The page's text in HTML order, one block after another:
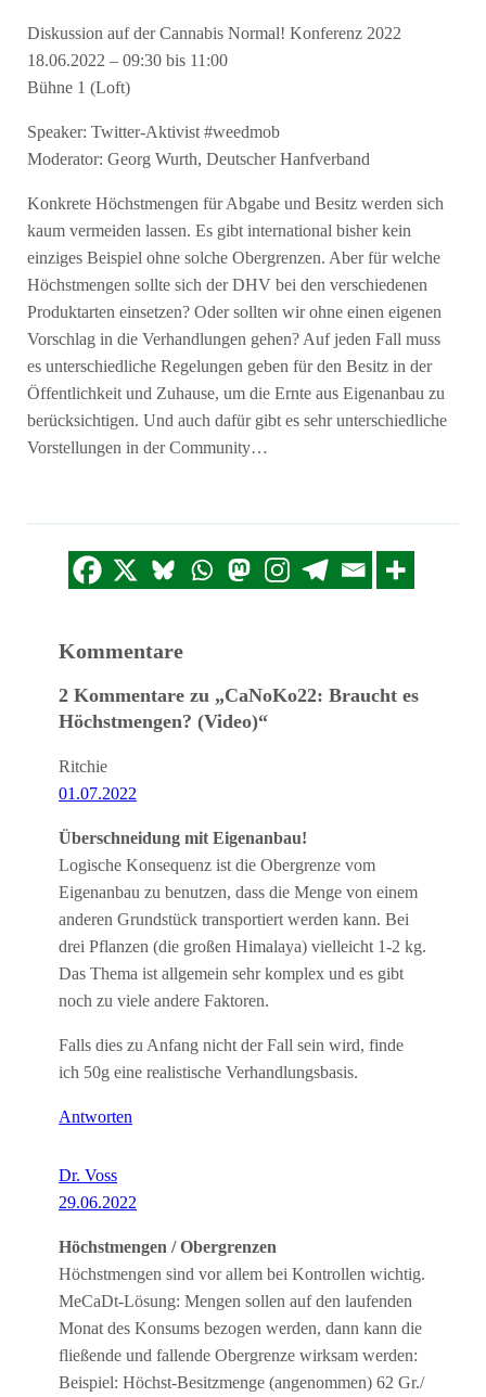
Diskussion auf der Cannabis Normal! Konferenz 2022
18.06.2022 – 09:30 bis 11:00
Bühne 1 (Loft)
Speaker: Twitter-Aktivist #weedmob
Moderator: Georg Wurth, Deutscher Hanfverband
Konkrete Höchstmengen für Abgabe und Besitz werden sich
kaum vermeiden lassen. Es gibt international bisher kein
einziges Beispiel ohne solche Obergrenzen. Aber für welche
Höchstmengen sollte sich der DHV bei den verschiedenen
Produktarten einsetzen? Oder sollten wir ohne einen eigenen
Vorschlag in die Verhandlungen gehen? Auf jeden Fall muss
es unterschiedliche Regelungen geben für den Besitz in der
Öffentlichkeit und Zuhause, um die Ernte aus Eigenanbau zu
berücksichtigen. Und auch dafür gibt es sehr unterschiedliche
Vorstellungen in der Community…
Kommentare
2 Kommentare zu „CaNoKo22: Braucht es
Höchstmengen? (Video)“
Ritchie
01.07.2022
Überschneidung mit Eigenanbau!
Logische Konsequenz ist die Obergrenze vom
Eigenanbau zu benutzen, dass die Menge von einem
anderen Grundstück transportiert werden kann. Bei
drei Pflanzen (die großen Himalaya) vielleicht 1-2 kg.
Das Thema ist allgemein sehr komplex und es gibt
noch zu viele andere Faktoren.
Falls dies zu Anfang nicht der Fall sein wird, finde
ich 50g eine realistische Verhandlungsbasis.
Antworten
Dr. Voss
29.06.2022
Höchstmengen / Obergrenzen
Höchstmengen sind vor allem bei Kontrollen wichtig.
MeCaDt-Lösung: Mengen sollen auf den laufenden
Monat des Konsums bezogen werden, dann kann die
fließende und fallende Obergrenze wirksam werden:
Beispiel: Höchst-Besitzmenge (angenommen) 62 Gr./